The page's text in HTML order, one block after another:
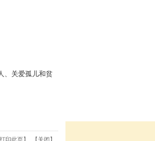
关爱孤儿和贫
打印此页】 【 关闭 】